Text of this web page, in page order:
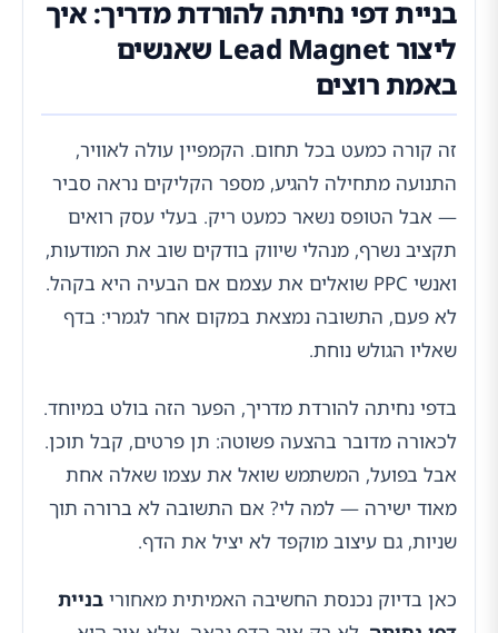
בניית דפי נחיתה להורדת מדריך: איך
ליצור Lead Magnet שאנשים
באמת רוצים
זה קורה כמעט בכל תחום. הקמפיין עולה לאוויר,
התנועה מתחילה להגיע, מספר הקליקים נראה סביר
— אבל הטופס נשאר כמעט ריק. בעלי עסק רואים
תקציב נשרף, מנהלי שיווק בודקים שוב את המודעות,
ואנשי PPC שואלים את עצמם אם הבעיה היא בקהל.
לא פעם, התשובה נמצאת במקום אחר לגמרי: בדף
שאליו הגולש נוחת.
בדפי נחיתה להורדת מדריך, הפער הזה בולט במיוחד.
לכאורה מדובר בהצעה פשוטה: תן פרטים, קבל תוכן.
אבל בפועל, המשתמש שואל את עצמו שאלה אחת
מאוד ישירה — למה לי? אם התשובה לא ברורה תוך
שניות, גם עיצוב מוקפד לא יציל את הדף.
כאן בדיוק נכנסת החשיבה האמיתית מאחורי בניית